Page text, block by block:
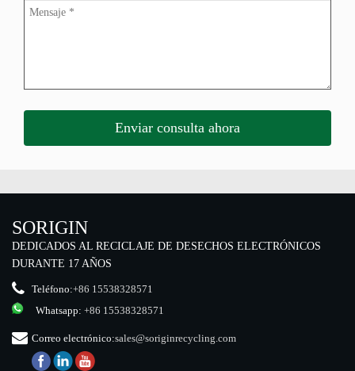
SORIGIN
DEDICADOS AL RECICLAJE DE DESECHOS ELECTRÓNICOS
DURANTE 17 AÑOS
Teléfono:+86 15538328571
Whatsapp: +86 15538328571
Correo electrónico:sales@soriginrecycling.com